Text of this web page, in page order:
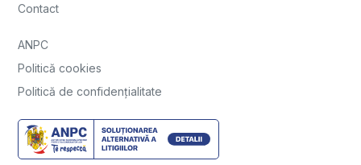
Contact
ANPC
Politică cookies
Politică de confidențialitate